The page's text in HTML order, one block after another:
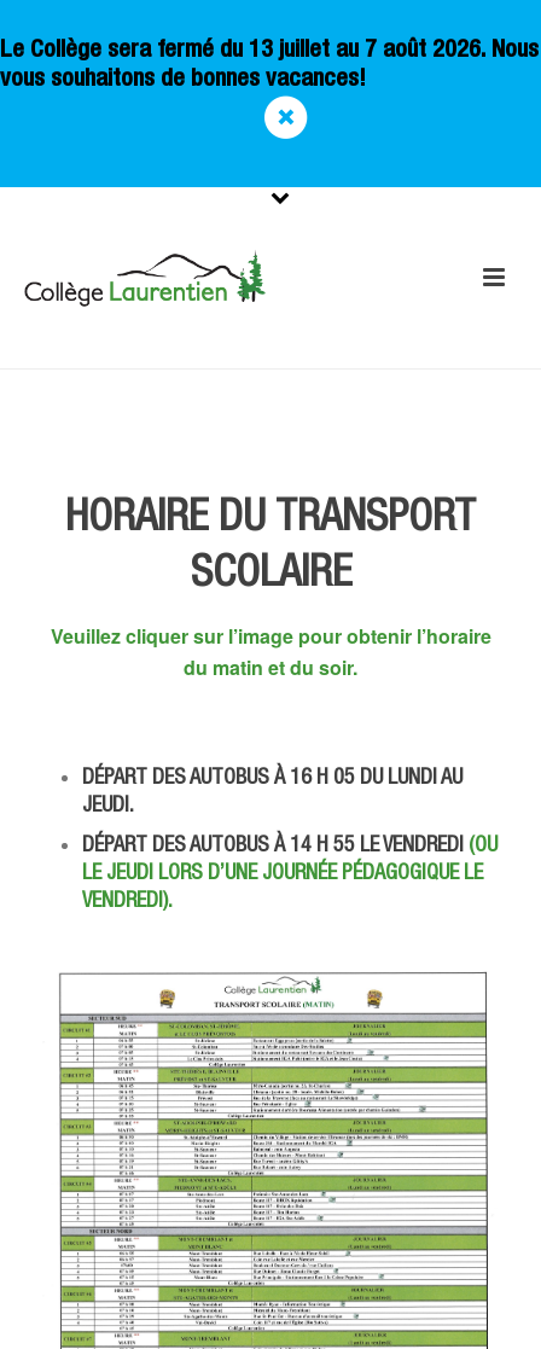
Le Collège sera fermé du 13 juillet au 7 août 2026. Nous
vous souhaitons de bonnes vacances!
HORAIRE DU TRANSPORT
SCOLAIRE
Veuillez cliquer sur l’image pour obtenir l’horaire
du matin et du soir.
DÉPART DES AUTOBUS À 16 H 05 DU LUNDI AU
JEUDI.
DÉPART DES AUTOBUS À 14 H 55 LE VENDREDI (OU
LE JEUDI LORS D’UNE JOURNÉE PÉDAGOGIQUE LE
VENDREDI).